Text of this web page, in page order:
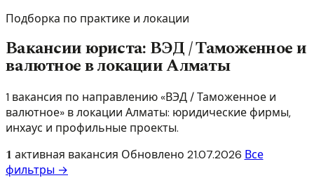
Подборка по практике и локации
Вакансии юриста: ВЭД / Таможенное и
валютное в локации Алматы
1 вакансия по направлению «ВЭД / Таможенное и
валютное» в локации Алматы: юридические фирмы,
инхаус и профильные проекты.
1 активная вакансия Обновлено 21.07.2026 Все
фильтры →